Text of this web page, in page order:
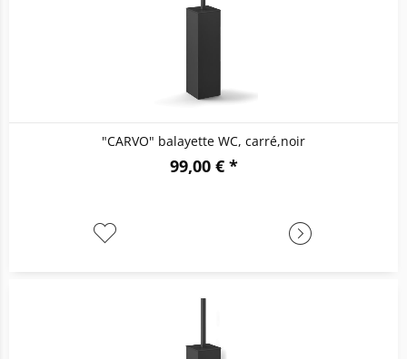
"CARVO" balayette WC, carré,noir
99,00 € *